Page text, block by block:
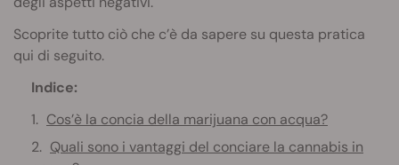
Scoprite tutto ciò che c’è da sapere su questa pratica
qui di seguito.
Indice:
Cos’è la concia della marijuana con acqua?
Quali sono i vantaggi del conciare la cannabis in